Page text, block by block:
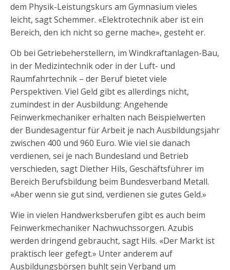
dem Physik-Leistungskurs am Gymnasium vieles
leicht, sagt Schemmer. «Elektrotechnik aber ist ein
Bereich, den ich nicht so gerne mache», gesteht er.
Ob bei Getriebeherstellern, im Windkraftanlagen-Bau,
in der Medizintechnik oder in der Luft- und
Raumfahrtechnik – der Beruf bietet viele
Perspektiven. Viel Geld gibt es allerdings nicht,
zumindest in der Ausbildung: Angehende
Feinwerkmechaniker erhalten nach Beispielwerten
der Bundesagentur für Arbeit je nach Ausbildungsjahr
zwischen 400 und 960 Euro. Wie viel sie danach
verdienen, sei je nach Bundesland und Betrieb
verschieden, sagt Diether Hils, Geschäftsführer im
Bereich Berufsbildung beim Bundesverband Metall.
«Aber wenn sie gut sind, verdienen sie gutes Geld.»
Wie in vielen Handwerksberufen gibt es auch beim
Feinwerkmechaniker Nachwuchssorgen. Azubis
werden dringend gebraucht, sagt Hils. «Der Markt ist
praktisch leer gefegt.» Unter anderem auf
Ausbildungsbörsen buhlt sein Verband um